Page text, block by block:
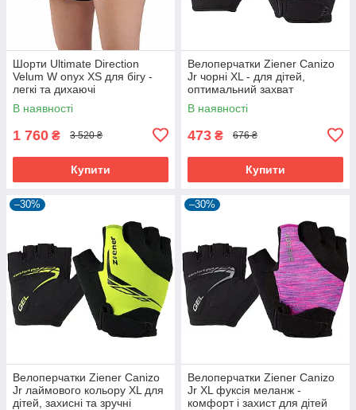
Шорти Ultimate Direction
Velum W onyx XS для бігу -
легкі та дихаючі
В наявності
1 760 ₴ 3 520 ₴
Купити
Велоперчатки Ziener Canizo
Jr чорні XL - для дітей,
оптимальний захват
В наявності
473 ₴ 676 ₴
Купити
–30%
Велоперчатки Ziener Canizo
Jr лаймового кольору XL для
дітей, захисні та зручні
–30%
Велоперчатки Ziener Canizo
Jr XL фуксія меланж -
комфорт і захист для дітей